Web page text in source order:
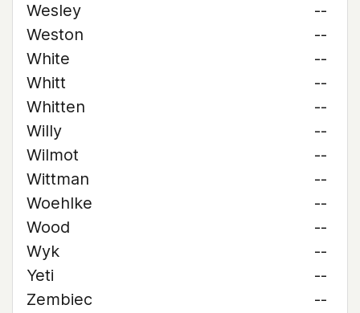
Wesley
--
Weston
--
White
--
Whitt
--
Whitten
--
Willy
--
Wilmot
--
Wittman
--
Woehlke
--
Wood
--
Wyk
--
Yeti
--
Zembiec
--